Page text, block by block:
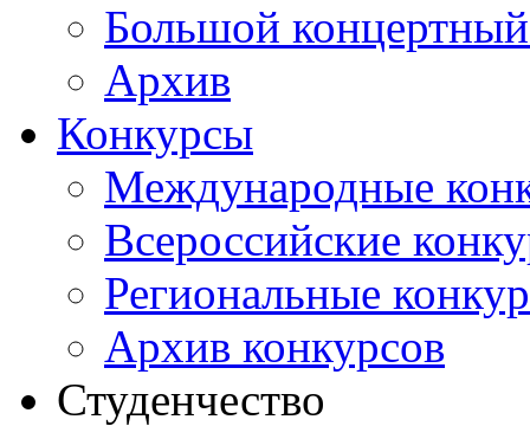
Большой концертный
Архив
Конкурсы
Международные
Всероссийские
Региональные
Архив конкурсов
Студенчество